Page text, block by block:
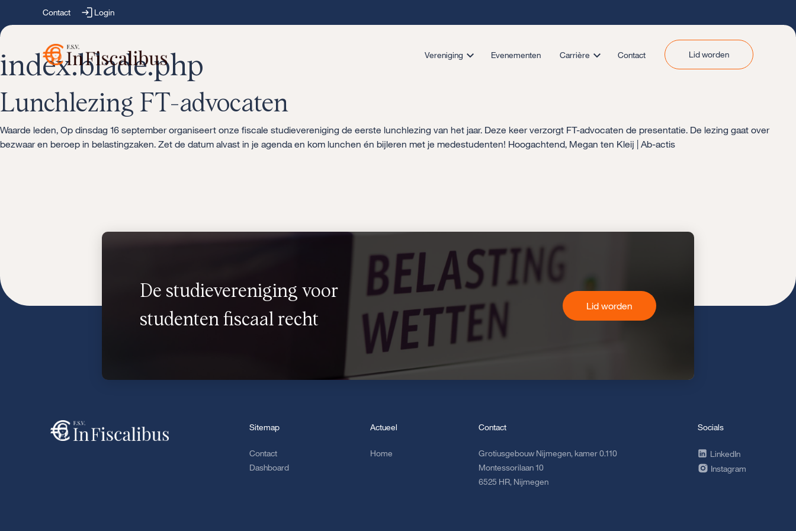
Contact Login
Vereniging Evenementen Carrière Contact Lid worden
index.blade.php
Lunchlezing FT-advocaten
Waarde leden, Op dinsdag 16 september organiseert onze fiscale studievereniging de eerste lunchlezing van het jaar. Deze keer verzorgt FT-advocaten de presentatie. De lezing gaat over
bezwaar en beroep in belastingzaken. Zet de datum alvast in je agenda en kom lunchen én bijleren met je medestudenten! Hoogachtend, Megan ten Kleij | Ab-actis
De studievereniging voor
studenten fiscaal recht
Lid worden
Sitemap
Contact
Dashboard
Actueel
Home
Contact
Grotiusgebouw Nijmegen, kamer 0.110
Montessorilaan 10
6525 HR, Nijmegen
Socials
LinkedIn
Instagram